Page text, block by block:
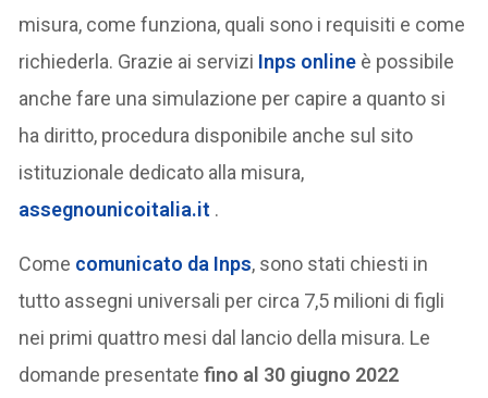
misura, come funziona, quali sono i requisiti e come
richiederla. Grazie ai servizi Inps online è possibile
anche fare una simulazione per capire a quanto si
ha diritto, procedura disponibile anche sul sito
istituzionale dedicato alla misura,
assegnounicoitalia.it .
Come comunicato da Inps, sono stati chiesti in
tutto assegni universali per circa 7,5 milioni di figli
nei primi quattro mesi dal lancio della misura. Le
domande presentatefino al 30 giugno 2022